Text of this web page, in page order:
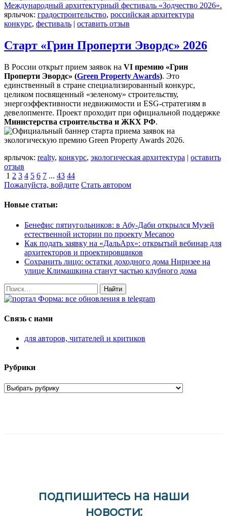
ярлычок: градостроительство, российская архитектура
конкурс, фестиваль | оставить отзыв
Старт «Грин Проперти Эвордс» 2026
В России открыт прием заявок на VI премию «Грин
Проперти Эвордс» (Green Property Awards). Это
единственный в стране специализированный конкурс,
целиком посвященный «зеленому» строительству,
энергоэффективности недвижимости и ESG-стратегиям в
девелопменте. Проект проходит при официальной поддержке
Министерства строительства и ЖКХ РФ.
ярлычок: realty, конкурс, экологическая архитектура | оставить
отзыв
1 2 3 4 5 6 7 ... 43 44
Пожалуйста, войдите Стать автором
Новые статьи:
Бенефис пятиугольников: в Абу-Даби открылся Музей
естественной истории по проекту Mecanoo
Как подать заявку на «ДальАрх»: открытый вебинар для
архитекторов и проектировщиков
Сохранить лицо: остатки доходного дома Нирнзее на
улице Климашкина станут частью клубного дома
Найти
Связь с нами
для авторов, читателей и критиков
Рубрики
подпишитесь на наши
новости: